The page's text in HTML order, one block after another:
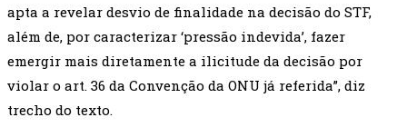
apta a revelar desvio de finalidade na decisão do STF,
além de, por caracterizar ‘pressão indevida’, fazer
emergir mais diretamente a ilicitude da decisão por
violar o art. 36 da Convenção da ONU já referida”, diz
trecho do texto.